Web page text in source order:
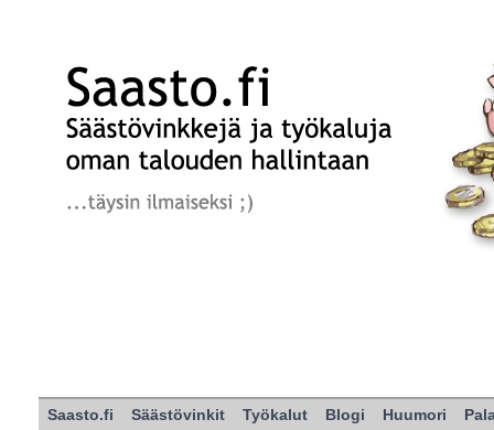
Saasto.fi Säästövinkit Työkalut Blogi Huumori